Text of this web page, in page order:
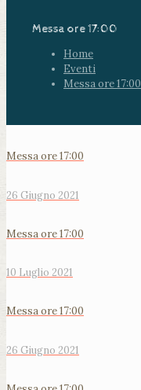
Messa ore 17:00
Home
Eventi
Messa ore 17:00
Messa ore 17:00
26 Giugno 2021
Messa ore 17:00
10 Luglio 2021
Messa ore 17:00
26 Giugno 2021